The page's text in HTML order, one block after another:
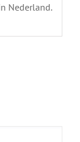
Nederland.